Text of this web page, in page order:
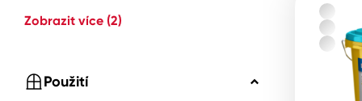
Zobrazit více (2)
Použití